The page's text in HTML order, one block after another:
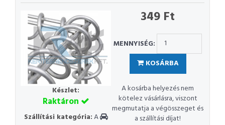
Készlet:
Raktáron
Szállítási kategória:A
349 Ft
MENNYISÉG:
KOSÁRBA
A kosárba helyezés nem
kötelez vásárlásra, viszont
megmutatja a végösszeget és
a szállítási díjat!